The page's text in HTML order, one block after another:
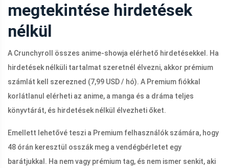
megtekintése hirdetések
nélkül
A Crunchyroll összes anime-showja elérhető hirdetésekkel. Ha
hirdetések nélküli tartalmat szeretnél élvezni, akkor prémium
számlát kell szerezned (7,99 USD / hó). A Premium fiókkal
korlátlanul elérheti az anime, a manga és a dráma teljes
könyvtárát, és hirdetések nélkül élvezheti őket.
Emellett lehetővé teszi a Premium felhasználók számára, hogy
48 órán keresztül osszák meg a vendégbérletet egy
barátjukkal. Ha nem vagy prémium tag, és nem ismer senkit, aki